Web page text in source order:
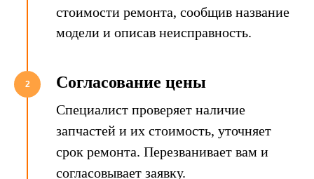
стоимости ремонта, сообщив название
модели и описав неисправность.
2 Согласование цены
Специалист проверяет наличие
запчастей и их стоимость, уточняет
срок ремонта. Перезванивает вам и
согласовывает заявку.